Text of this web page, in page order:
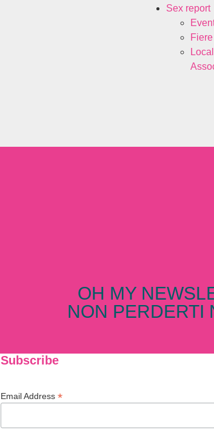
Sex report
Fiere
OH MY
NON PERDERTI
Subscribe
Email Address*